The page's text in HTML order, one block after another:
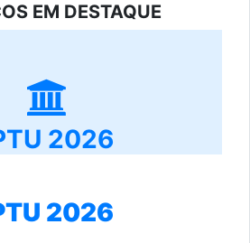
EM DESTAQUE
2026
2026